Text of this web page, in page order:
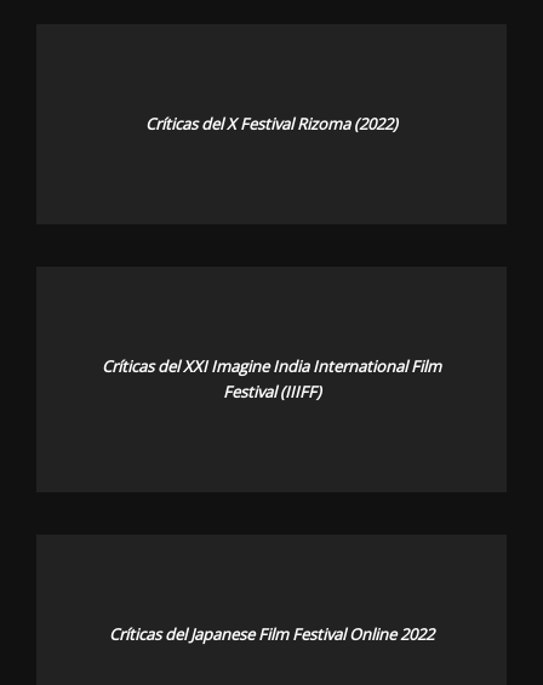
Críticas del X Festival Rizoma (2022)
Críticas del XXI Imagine India International Film
Festival (IIIFF)
Críticas del Japanese Film Festival Online 2022